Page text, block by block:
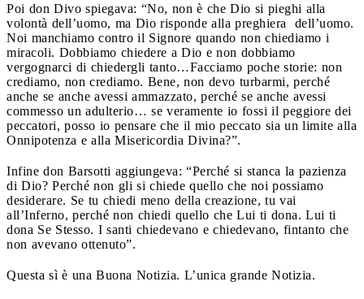
Poi don Divo spiegava: “No, non è che Dio si pieghi alla
volontà dell’uomo, ma Dio risponde alla preghiera dell’uomo.
Noi manchiamo contro il Signore quando non chiediamo i
miracoli. Dobbiamo chiedere a Dio e non dobbiamo
vergognarci di chiedergli tanto…Facciamo poche storie: non
crediamo, non crediamo. Bene, non devo turbarmi, perché
anche se anche avessi ammazzato, perché se anche avessi
commesso un adulterio… se veramente io fossi il peggiore dei
peccatori, posso io pensare che il mio peccato sia un limite alla
Onnipotenza e alla Misericordia Divina?”.
Infine don Barsotti aggiungeva: “Perché si stanca la pazienza
di Dio? Perché non gli si chiede quello che noi possiamo
desiderare. Se tu chiedi meno della creazione, tu vai
all’Inferno, perché non chiedi quello che Lui ti dona. Lui ti
dona Se Stesso. I santi chiedevano e chiedevano, fintanto che
non avevano ottenuto”.
Questa sì è una Buona Notizia. L’unica grande Notizia.